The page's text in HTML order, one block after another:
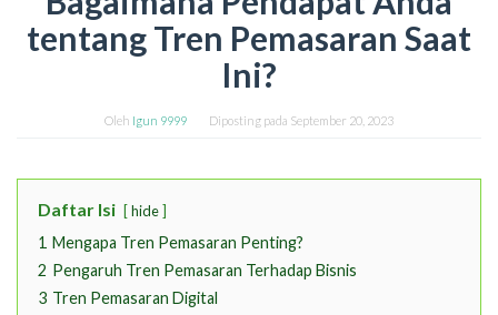
tentang Tren Pemasaran Saat
Ini?
Oleh Igun 9999 Diposting pada September 20, 2023
Daftar Isi hide
1 Mengapa Tren Pemasaran Penting?
2 Pengaruh Tren Pemasaran Terhadap Bisnis
3 Tren Pemasaran Digital